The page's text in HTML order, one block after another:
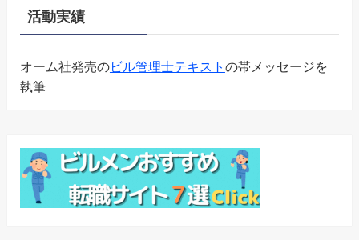
活動実績
オーム社発売のビル管理士テキスト の帯メッセージを
執筆